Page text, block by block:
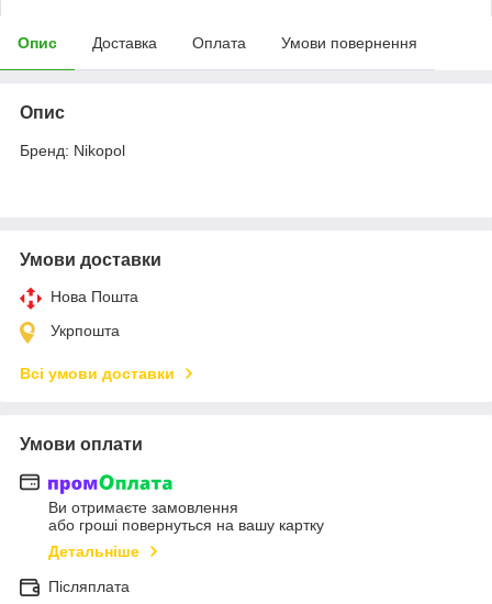
Опис Доставка Оплата Умови повернення
Опис
Бренд: Nikopol
Умови доставки
Нова Пошта
Укрпошта
Всі умови доставки
Умови оплати
Ви отримаєте замовлення
або гроші повернуться на вашу картку
Детальніше
Післяплата